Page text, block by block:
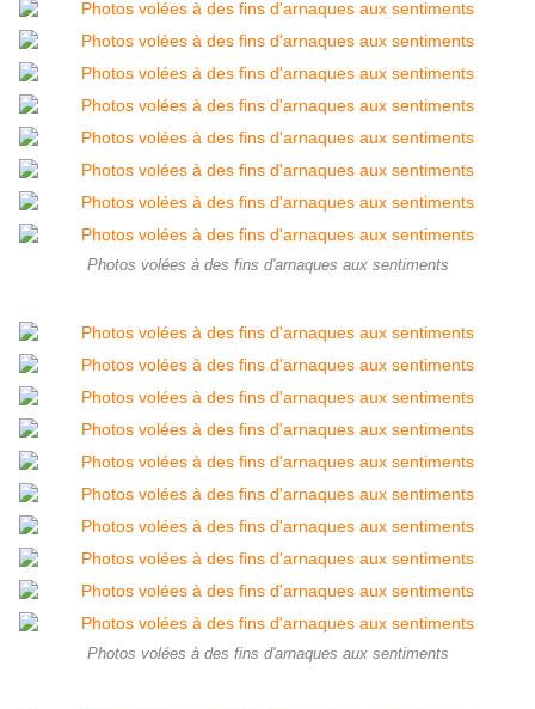
Photos volées à des fins d'arnaques aux sentiments
Photos volées à des fins d'arnaques aux sentiments